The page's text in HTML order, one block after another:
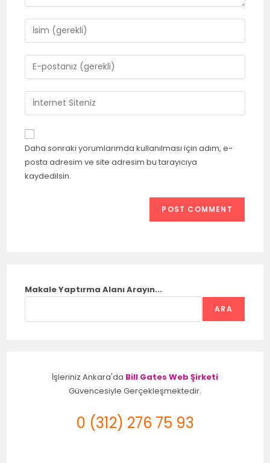
Daha sonraki yorumlarımda kullanılması için adım, e-
posta adresim ve site adresim bu tarayıcıya
kaydedilsin.
Makale Yaptırma Alanı Arayın...
ARA
İşleriniz Ankara'da Bill Gates Web Şirketi
Güvencesiyle Gerçekleşmektedir.
0 (312) 276 75 93